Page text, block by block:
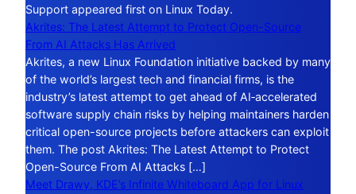
Support appeared first on Linux Today.
Akrites: The Latest Attempt to Protect Open-Source
From AI Attacks Has Arrived
Akrites, a new Linux Foundation initiative backed by many
of the world’s largest tech and financial firms, is the
industry’s latest attempt to get ahead of AI‑accelerated
software supply chain risks by helping maintainers harden
critical open-source projects before attackers can exploit
them. The post Akrites: The Latest Attempt to Protect
Open-Source From AI Attacks […]
Meet Drawy, KDE’s Infinite Whiteboard App for Linux